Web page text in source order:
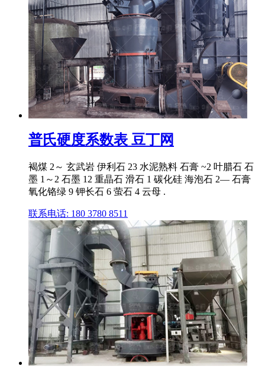
普氏硬度系数表 豆丁网
褐煤 2～ 玄武岩 伊利石 23 水泥熟料 石膏 ~2 叶腊石 石
墨 1～2 石墨 12 重晶石 滑石 1 碳化硅 海泡石 2— 石膏
氧化铬绿 9 钾长石 6 萤石 4 云母 .
联系电话: 180 3780 8511